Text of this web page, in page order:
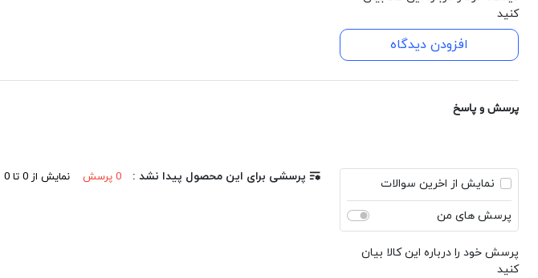
همین حالا این ست و نیم ست خاص را به سبد خرید خود اضافه کنید و در هر جمعی بدرخشید!
کنید
افزودن دیدگاه
پرسش و پاسخ
نمایش از اخرین سوالات
پرسش های من
پرسش خود را درباره این کالا بیان
کنید
پرسشی برای این محصول پیدا نشد : 0 پرسش نمایش از 0 تا 0